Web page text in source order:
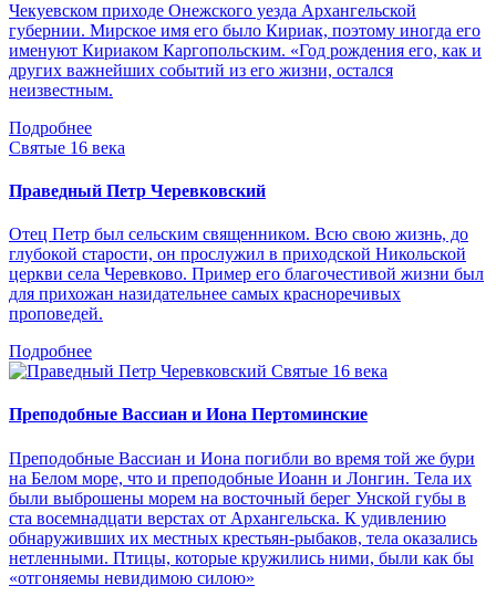
Чекуевском приходе Онежского уезда Архангельской
губернии. Мирское имя его было Кириак, поэтому иногда его
именуют Кириаком Каргопольским. «Год рождения его, как и
других важнейших событий из его жизни, остался
неизвестным.
Подробнее
Святые 16 века
Праведный Петр Черевковский
Отец Петр был сельским священником. Всю свою жизнь, до
глубокой старости, он прослужил в приходской Никольской
церкви села Черевково. Пример его благочестивой жизни был
для прихожан назидательнее самых красноречивых
проповедей.
Подробнее
Святые 16 века
Преподобные Вассиан и Иона Пертоминские
Преподобные Вассиан и Иона погибли во время той же бури
на Белом море, что и преподобные Иоанн и Лонгин. Тела их
были выброшены морем на восточный берег Унской губы в
ста восемнадцати верстах от Архангельска. К удивлению
обнаруживших их местных крестьян-рыбаков, тела оказались
нетленными. Птицы, которые кружились ними, были как бы
«отгоняемы невидимою силою»